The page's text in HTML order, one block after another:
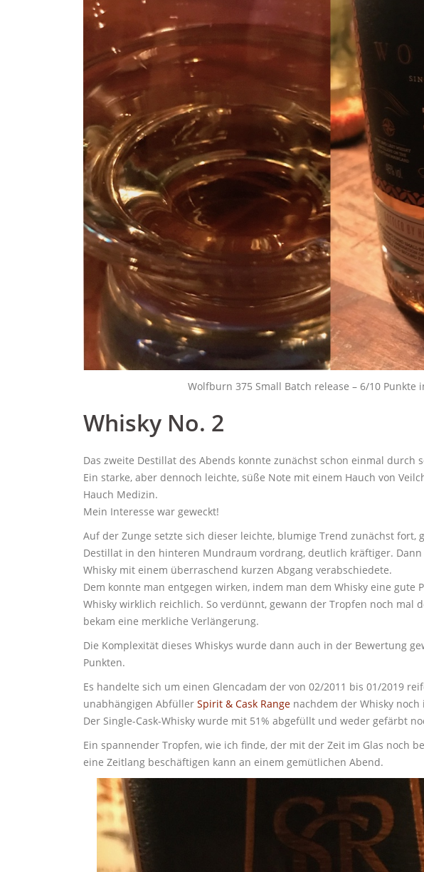
Wolfburn 375 Small Batch release – 6/10 Punkte
Whisky No. 2
Das zweite Destillat des Abends konnte zunächst schon einmal durch
Ein starke, aber dennoch leichte, süße Note mit einem Hauch von
Hauch Medizin.
Mein Interesse war geweckt!
Auf der Zunge setzte sich dieser leichte, blumige Trend zunächst fort,
Destillat in den hinteren Mundraum vordrang, deutlich kräftiger.
Whisky mit einem überraschend kurzen Abgang verabschiedete.
Dem konnte man entgegen wirken, indem man dem Whisky eine gute
Whisky wirklich reichlich. So verdünnt, gewann der Tropfen noch mal
bekam eine merkliche Verlängerung.
Die Komplexität dieses Whiskys wurde dann auch in der Bewertung
Punkten.
Es handelte sich um einen Glencadam der von 02/2011 bis 01/2019
unabhängigen Abfüller Spirit & Cask Range nachdem der Whisky
Der Single-Cask-Whisky wurde mit 51% abgefüllt und weder gefärbt
Ein spannender Tropfen, wie ich finde, der mit der Zeit im Glas noch
eine Zeitlang beschäftigen kann an einem gemütlichen Abend.